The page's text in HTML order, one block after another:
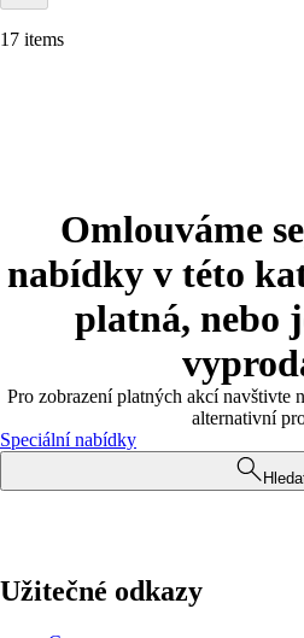
17 items
Omlouváme
nabídky v této
platná, nebo
Pro zobrazení platných akcí navštivte
alternativní
Speciální nabídky
Užitečné odkazy